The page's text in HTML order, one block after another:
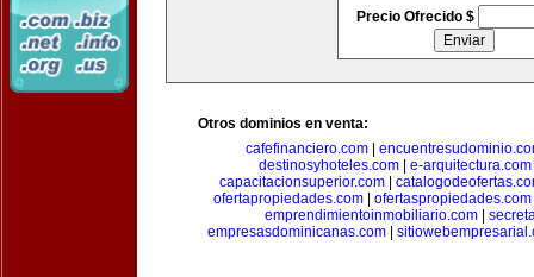
Precio Ofrecido $
Otros dominios en venta:
cafefinanciero.com
destinosyhoteles.com
e-arquitectura.com
capacitacionsuperior.com
ofertapropiedades.com
ofertaspropiedades.com
emprendimientoinmobiliario.com|
empresasdominicanas.com|